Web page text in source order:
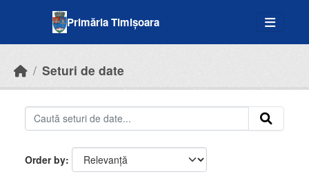
Primăria Timișoara
Seturi de date
Order by